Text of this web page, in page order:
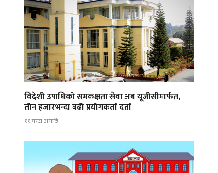
विदेशी उपाधिको समकक्षता सेवा अब यूजीसीमार्फत,
तीन हजारभन्दा बढी प्रयोगकर्ता दर्ता
११ घण्टा अगाडि